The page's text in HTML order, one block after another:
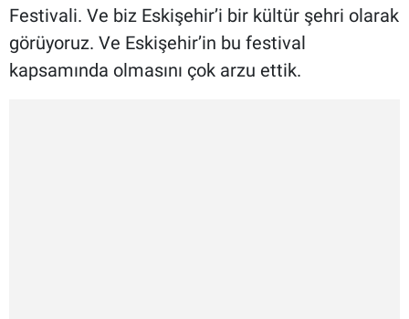
Festivali. Ve biz Eskişehir’i bir kültür şehri olarak
görüyoruz. Ve Eskişehir’in bu festival
kapsamında olmasını çok arzu ettik.